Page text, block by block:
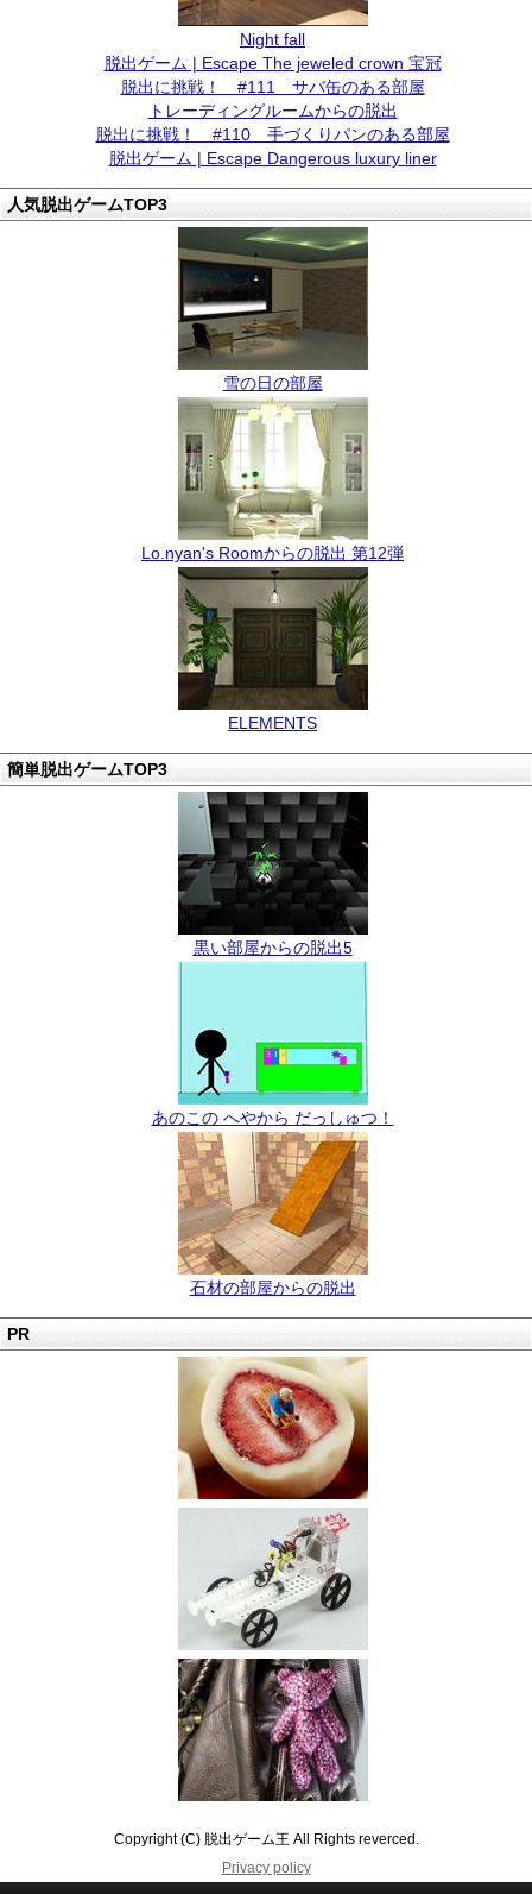
Night fall
脱出ゲーム | Escape The jeweled crown 宝冠
脱出に挑戦！ #111 サバ缶のある部屋
トレーディングルームからの脱出
脱出に挑戦！ #110 手づくりパンのある部屋
脱出ゲーム | Escape Dangerous luxury liner
人気脱出ゲームTOP3
雪の日の部屋
Lo.nyan's Roomからの脱出 第12弾
ELEMENTS
簡単脱出ゲームTOP3
黒い部屋からの脱出5
あのこの へやから だっしゅつ！
石材の部屋からの脱出
PR
Copyright (C) 脱出ゲーム王 All Rights reverced.
Privacy policy